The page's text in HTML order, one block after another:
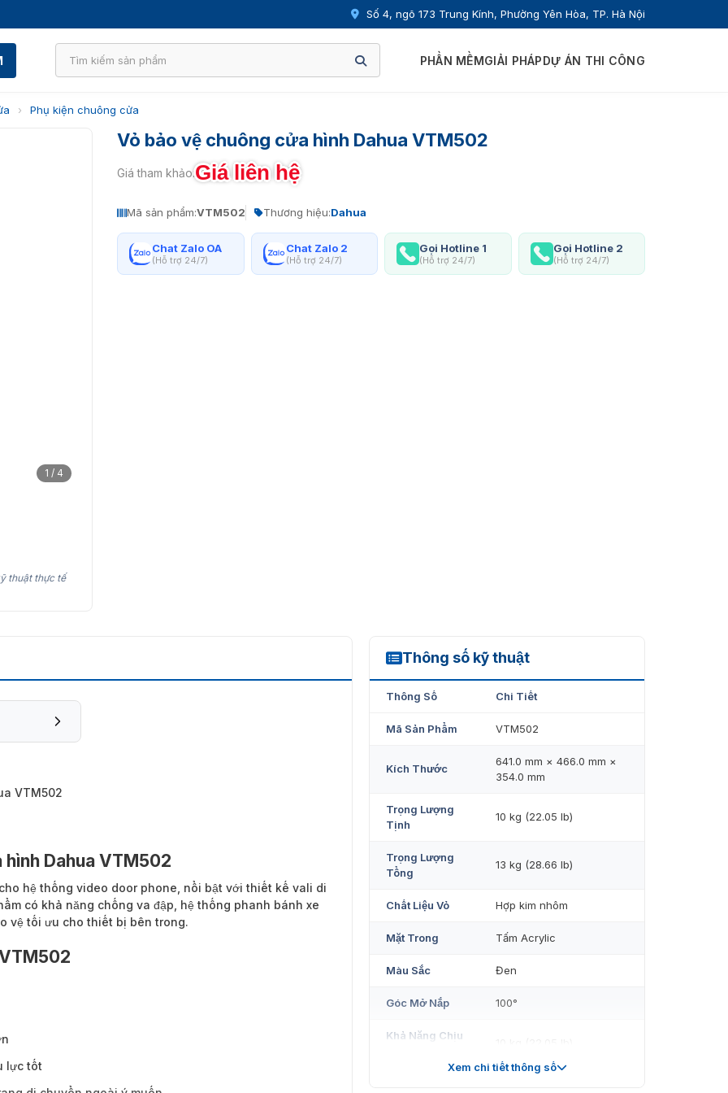
Số 4, ngõ 173 Trung Kính, Phường Yên Hòa, TP. Hà Nội
PHẦN MỀMGIẢI PHÁPDỰ ÁN THI CÔNG
› Phụ kiện chuông cửa
1 / 4
thuật thực tế
Vỏ bảo vệ chuông cửa hình Dahua VTM502
Giá tham khảo:Giá liên hệ
Mã sản phẩm:VTM502 Thương hiệu:Dahua
Chat Zalo OA
(Hỗ trợ 24/7)
Chat Zalo 2
(Hỗ trợ 24/7)
Gọi Hotline 1
(Hỗ trợ 24/7)
Gọi Hotline 2
(Hỗ trợ 24/7)
VTM502
Dahua VTM502
hệ thống video door phone, nổi bật với thiết kế vali di
có khả năng chống va đập, hệ thống phanh bánh xe
vệ tối ưu cho thiết bị bên trong.
lực tốt
Thông số kỹ thuật
VTM502
Thông Số Chi Tiết
Mã Sản Phẩm VTM502
Kích Thước
641.0 mm × 466.0 mm ×
354.0 mm
Trọng Lượng
Tịnh
10 kg (22.05 lb)
Trọng Lượng
Tổng
13 kg (28.66 lb)
Chất Liệu Vỏ Hợp kim nhôm
Mặt Trong Tấm Acrylic
Màu Sắc Đen
Góc Mở Nắp 100°
Khả Năng Chịu
Xem chi tiết thông số